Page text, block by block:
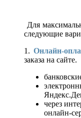
Для
следующие
1. Онлайн-
заказа на
через
онлайн-